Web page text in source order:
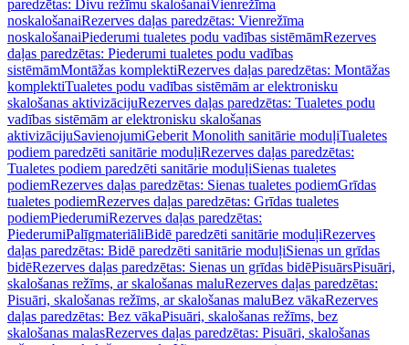
paredzētas: Divu režīmu skalošanaiVienrežīma
noskalošanaiRezerves daļas paredzētas: Vienrežīma
noskalošanaiPiederumi tualetes podu vadības sistēmāmRezerves
daļas paredzētas: Piederumi tualetes podu vadības
sistēmāmMontāžas komplektiRezerves daļas paredzētas: Montāžas
komplektiTualetes podu vadības sistēmām ar elektronisku
skalošanas aktivizācijuRezerves daļas paredzētas: Tualetes podu
vadības sistēmām ar elektronisku skalošanas
aktivizācijuSavienojumiGeberit Monolith sanitārie moduļiTualetes
podiem paredzēti sanitārie moduļiRezerves daļas paredzētas:
Tualetes podiem paredzēti sanitārie moduļiSienas tualetes
podiemRezerves daļas paredzētas: Sienas tualetes podiemGrīdas
tualetes podiemRezerves daļas paredzētas: Grīdas tualetes
podiemPiederumiRezerves daļas paredzētas:
PiederumiPalīgmateriāliBidē paredzēti sanitārie moduļiRezerves
daļas paredzētas: Bidē paredzēti sanitārie moduļiSienas un grīdas
bidēRezerves daļas paredzētas: Sienas un grīdas bidēPisuārsPisuāri,
skalošanas režīms, ar skalošanas maluRezerves daļas paredzētas:
Pisuāri, skalošanas režīms, ar skalošanas maluBez vākaRezerves
daļas paredzētas: Bez vākaPisuāri, skalošanas režīms, bez
skalošanas malasRezerves daļas paredzētas: Pisuāri, skalošanas